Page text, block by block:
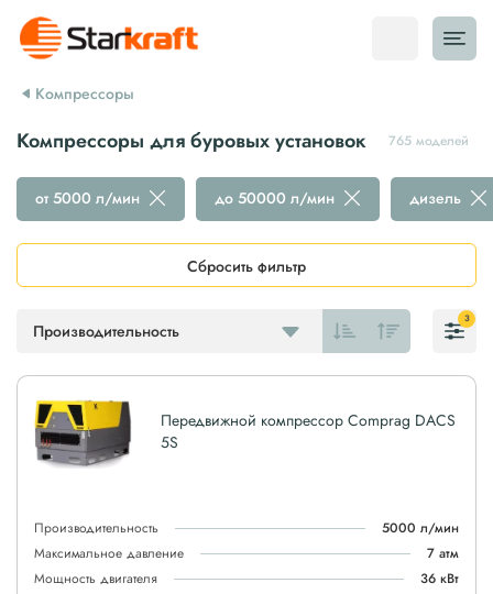
Компрессоры
Компрессоры для буровых установок 765 моделей
Производительность
от 5000 л/мин до 50000 л/мин дизель
Сбросить фильтр
3
Передвижной компрессор Comprag DACS
5S
Производительность
5000 л/мин
Максимальное давление
7 атм
Мощность двигателя
36 кВт